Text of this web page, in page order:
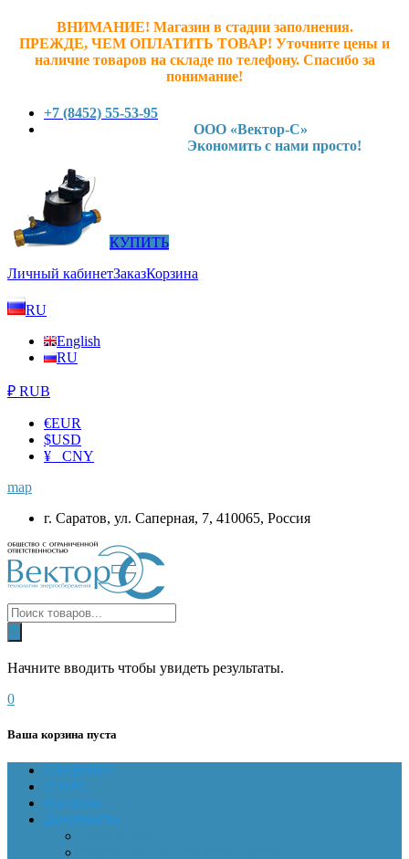
ВНИМАНИЕ! Магазин в стадии заполнения.
ПРЕЖДЕ, ЧЕМ ОПЛАТИТЬ ТОВАР! Уточните цены и
наличие товаров на складе по телефону. Спасибо за
понимание!
+7 (8452) 55-53-95
ООО «Вектор-С»
Экономить с нами просто!
КУПИТЬ
Личный кабинетЗаказКорзина
RU
English
RU
₽ RUB
€EUR
$USD
¥ CNY
map
г. Саратов, ул. Саперная, 7, 410065, Россия
Начните вводить чтобы увидеть результаты.
0
Ваша корзина пуста
ГЛАВНАЯ
О НАС
Магазин
Документы